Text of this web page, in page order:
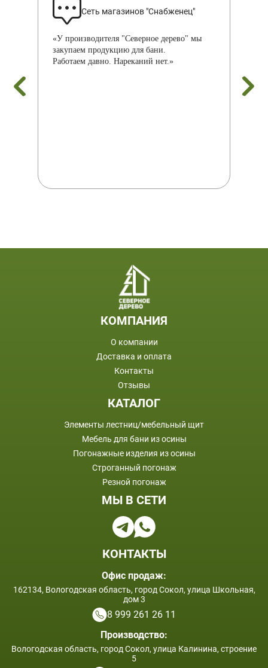
Сеть магазинов "Снабженец"
«У производителя "Северное дерево" мы
закупаем продукцию для бани.
Работаем давно. Нареканий нет.»
КОМПАНИЯ
О компании
Доставка и оплата
Контакты
Отзывы
КАТАЛОГ
Элементы лестниц/мебельный щит
Мебель для бани из осины
Погонажные изделия из осины
Строганный погонаж
Резной погонаж
МЫ В СЕТИ
КОНТАКТЫ
Офис продаж:
162134, Вологодская область, город Сокол, улица Школьная,
дом 3
8 999 261 26 11
Производство:
Вологодская область, город Сокол, улица Калинина, строение
5